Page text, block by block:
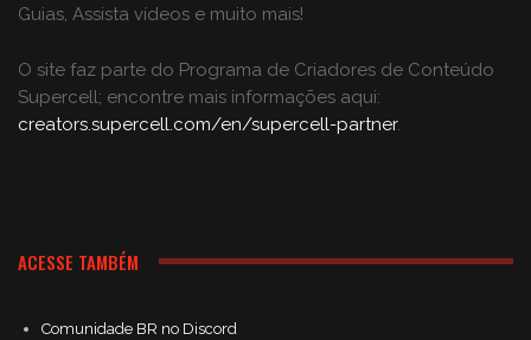
Guias, Assista vídeos e muito mais!
O site faz parte do Programa de Criadores de Conteúdo
Supercell; encontre mais informações aqui:
creators.supercell.com/en/supercell-partner.
ACESSE TAMBÉM
Comunidade BR no Discord